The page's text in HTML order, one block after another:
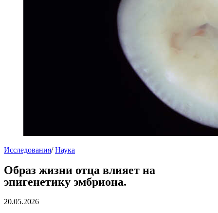
Исследования/Наука
Образ жизни отца влияет на
эпигенетику эмбриона.
20.05.2026